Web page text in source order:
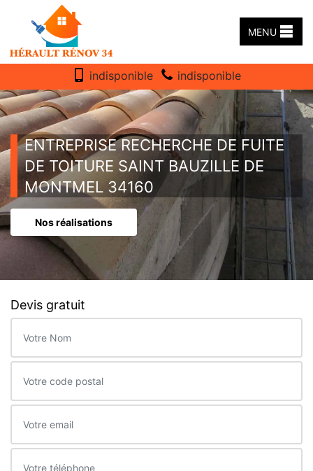
MENU
indisponible indisponible
ENTREPRISE RECHERCHE DE FUITE
DE TOITURE SAINT BAUZILLE DE
MONTMEL 34160
Nos réalisations
Devis gratuit